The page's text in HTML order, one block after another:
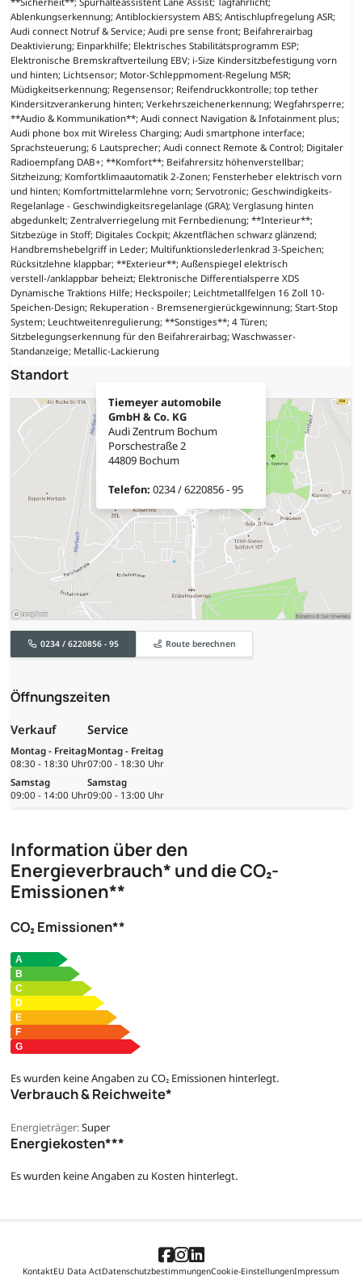
Ablenkungserkennung; Antiblockiersystem ABS; Antischlupfregelung ASR;
Audi connect Notruf & Service; Audi pre sense front; Beifahrerairbag
Deaktivierung; Einparkhilfe; Elektrisches Stabilitätsprogramm ESP;
Elektronische Bremskraftverteilung EBV; i-Size Kindersitzbefestigung vorn
und hinten; Lichtsensor; Motor-Schleppmoment-Regelung MSR;
Müdigkeitserkennung; Regensensor; Reifendruckkontrolle; top tether
Kindersitzverankerung hinten; Verkehrszeichenerkennung; Wegfahrsperre;
**Audio & Kommunikation**; Audi connect Navigation & Infotainment plus;
Audi phone box mit Wireless Charging; Audi smartphone interface;
Sprachsteuerung; 6 Lautsprecher; Audi connect Remote & Control; Digitaler
Radioempfang DAB+; **Komfort**; Beifahrersitz höhenverstellbar;
Sitzheizung; Komfortklimaautomatik 2-Zonen; Fensterheber elektrisch vorn
und hinten; Komfortmittelarmlehne vorn; Servotronic; Geschwindigkeits-
Regelanlage - Geschwindigkeitsregelanlage (GRA); Verglasung hinten
abgedunkelt; Zentralverriegelung mit Fernbedienung; **Interieur**;
Sitzbezüge in Stoff; Digitales Cockpit; Akzentflächen schwarz glänzend;
Handbremshebelgriff in Leder; Multifunktionslederlenkrad 3-Speichen;
Rücksitzlehne klappbar; **Exterieur**; Außenspiegel elektrisch
verstell-/anklappbar beheizt; Elektronische Differentialsperre XDS
Dynamische Traktions Hilfe; Heckspoiler; Leichtmetallfelgen 16 Zoll 10-
Speichen-Design; Rekuperation - Bremsenergierückgewinnung; Start-Stop
System; Leuchtweitenregulierung; **Sonstiges**; 4 Türen;
Sitzbelegungserkennung für den Beifahrerairbag; Waschwasser-
Standanzeige; Metallic-Lackierung
Standort
Tiemeyer automobile
GmbH & Co. KG
Audi Zentrum Bochum
Porschestraße 2
44809 Bochum
Telefon: 0234 / 6220856 - 95
0234 / 6220856 - 95 Route berechnen
Öffnungszeiten
Verkauf
Montag - Freitag
08:30 - 18:30 Uhr
Samstag
09:00 - 14:00 Uhr
Service
Montag - Freitag
07:00 - 18:30 Uhr
Samstag
09:00 - 13:00 Uhr
Information über den
Energieverbrauch* und die CO₂-
Emissionen**
CO₂ Emissionen**
Es wurden keine Angaben zu CO₂ Emissionen hinterlegt.
Verbrauch & Reichweite*
Energieträger:Super
Energiekosten***
Es wurden keine Angaben zu Kosten hinterlegt.
KontaktEU Data ActDatenschutzbestimmungenCookie-EinstellungenImpressum